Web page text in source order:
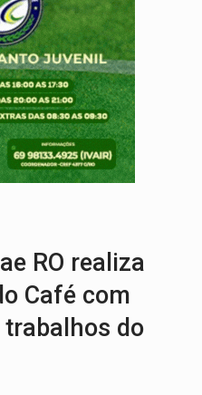
AVISO DE LICITAÇÃO: PREGÃO ELETRÔNICO Nº
MPRO promove intervenção artística pelos
Erosão ameaça acesso a bairros às margens do
candidato a deputado federal do PL declara
AVISO DE LICITAÇÃO: PREGÃO ELETRÔNICO N.°
RO realiza
Café com
do